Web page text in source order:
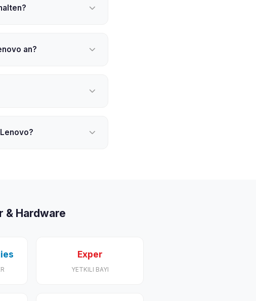
an?
& Hardware
Exper
YETKILI BAYI